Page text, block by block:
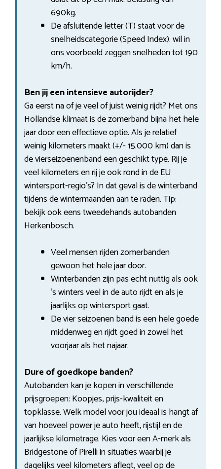
690kg.
De afsluitende letter (T) staat voor de
snelheidscategorie (Speed Index). wil in
ons voorbeeld zeggen snelheden tot 190
km/h.
Ben jij een intensieve autorijder?
Ga eerst na of je veel of juist weinig rijdt? Met ons
Hollandse klimaat is de zomerband bijna het hele
jaar door een effectieve optie. Als je relatief
weinig kilometers maakt (+/- 15.000 km) dan is
de vierseizoenenband een geschikt type. Rij je
veel kilometers en rij je ook rond in de EU
wintersport-regio’s? In dat geval is de winterband
tijdens de wintermaanden aan te raden. Tip:
bekijk ook eens tweedehands autobanden
Herkenbosch.
Veel mensen rijden zomerbanden
gewoon het hele jaar door.
Winterbanden zijn pas echt nuttig als ook
’s winters veel in de auto rijdt en als je
jaarlijks op wintersport gaat.
De vier seizoenen band is een hele goede
middenweg en rijdt goed in zowel het
voorjaar als het najaar.
Dure of goedkope banden?
Autobanden kan je kopen in verschillende
prijsgroepen: Koopjes, prijs-kwaliteit en
topklasse. Welk model voor jou ideaal is hangt af
van hoeveel power je auto heeft, rijstijl en de
jaarlijkse kilometrage. Kies voor een A-merk als
Bridgestone of Pirelli in situaties waarbij je
dagelijks veel kilometers aflegt, veel op de